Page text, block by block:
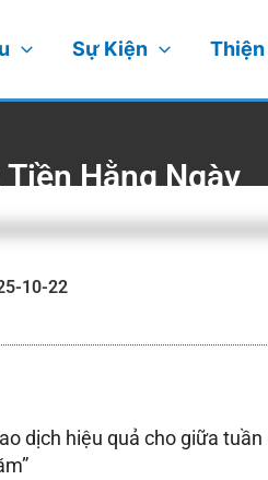
Sự Kiện
Hằng Ngày
10-22
dịch hiệu quả cho giữa